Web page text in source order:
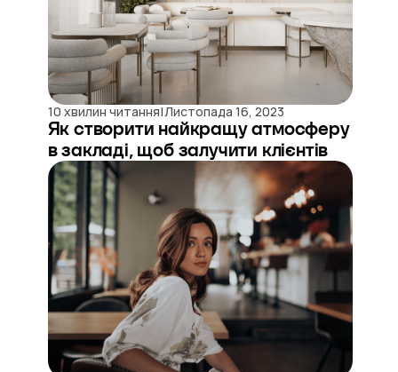
10 хвилин читання|Листопада 16, 2023
Як створити найкращу атмосферу
в закладі, щоб залучити клієнтів